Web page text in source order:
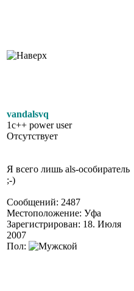
vandalsvq
1c++ power user
Отсутствует
Я всего лишь als-особиратель
;-)
Сообщений: 2487
Местоположение: Уфа
Зарегистрирован: 18. Июля
2007
Пол: